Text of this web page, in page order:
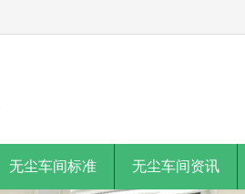
无尘车间标准 无尘车间资讯